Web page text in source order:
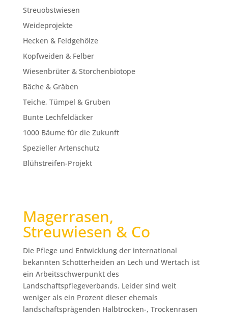
Streuobstwiesen
Weideprojekte
Hecken & Feldgehölze
Kopfweiden & Felber
Wiesenbrüter & Storchenbiotope
Bäche & Gräben
Teiche, Tümpel & Gruben
Bunte Lechfeldäcker
1000 Bäume für die Zukunft
Spezieller Artenschutz
Blühstreifen-Projekt
Magerrasen,
Streuwiesen & Co
Die Pflege und Entwicklung der international
bekannten Schotterheiden an Lech und Wertach ist
ein Arbeitsschwerpunkt des
Landschaftspflegeverbands. Leider sind weit
weniger als ein Prozent dieser ehemals
landschaftsprägenden Halbtrocken-, Trockenrasen